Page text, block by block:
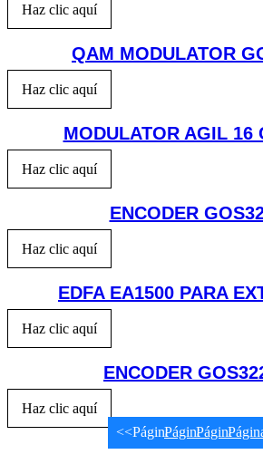
Haz clic aquí
QAM MODULATOR
Haz clic aquí
MODULATOR AGIL 16
Haz clic aquí
ENCODER
Haz clic aquí
EDFA EA1500 PARA
Haz clic aquí
ENCODER
Haz clic aquí
<<Página1
Página2
Página3